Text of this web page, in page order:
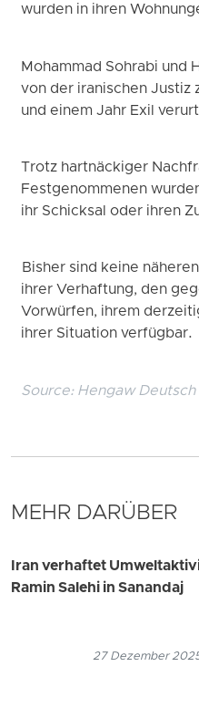
wurden in ihren
Mohammad Sohrabi und
von der iranischen Justiz
und einem Jahr Exil
Trotz hartnäckiger
Festgenommenen
ihr Schicksal oder ihren
Bisher sind keine
ihrer Verhaftung, den
Vorwürfen, ihrem
ihrer Situation verfügbar.
Source: Hengaw Deutsch
MEHR DARÜBER
Iran verhaftet
Ramin Salehi in Sanandaj
27 Dezember